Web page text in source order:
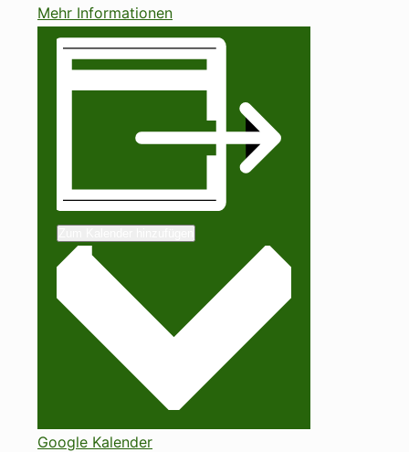
Mehr Informationen
Google Kalender